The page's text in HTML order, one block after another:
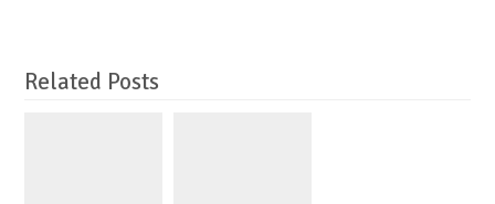
Related Posts